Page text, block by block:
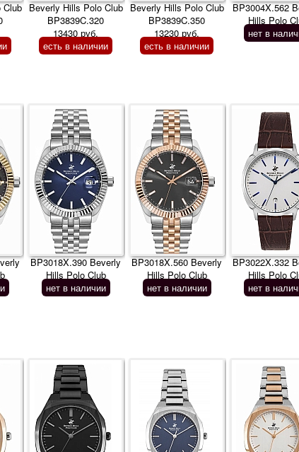
Club Beverly Hills Polo Club
BP3839C.320
13430 руб.
есть в наличии
Beverly Hills Polo Club
BP3839C.350
13230 руб.
есть в наличии
BP3004X.562
Hills Polo
нет в
BP3018X.390 Beverly
Hills Polo Club
нет в наличии
BP3018X.560 Beverly
Hills Polo Club
нет в наличии
BP3022X.332
Hills Polo
нет в